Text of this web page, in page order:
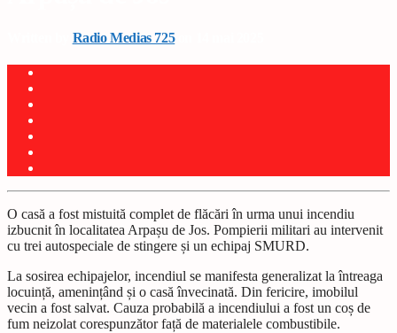
Radio Medias 725on 14 mai 2025
O casă a fost mistuită complet de flăcări în urma unui incendiu
izbucnit în localitatea Arpașu de Jos. Pompierii militari au intervenit
cu trei autospeciale de stingere și un echipaj SMURD.
La sosirea echipajelor, incendiul se manifesta generalizat la întreaga
locuință, amenințând și o casă învecinată. Din fericire, imobilul
vecin a fost salvat. Cauza probabilă a incendiului a fost un coș de
fum neizolat corespunzător față de materialele combustibile.